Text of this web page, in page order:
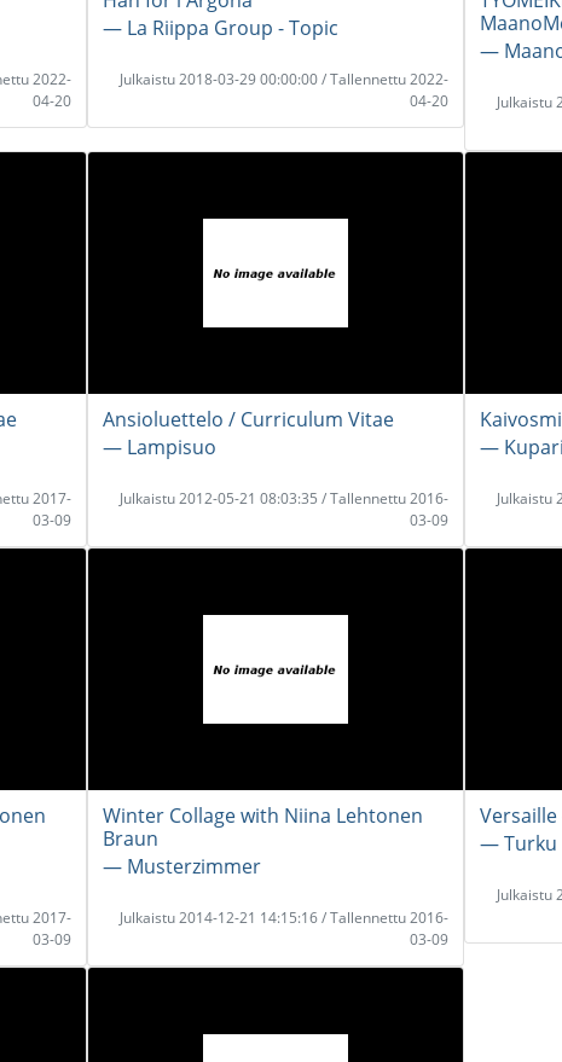
2022-
04-20
― La Riippa Group - Topic
Julkaistu 2018-03-29 00:00:00 / Tallennettu 2022-
04-20
―
Julkaistu
2017-
03-09
Ansioluettelo / Curriculum Vitae
― Lampisuo
Julkaistu 2012-05-21 08:03:35 / Tallennettu 2016-
03-09
―
Julkaistu
2017-
03-09
Winter Collage with Niina Lehtonen
Braun
― Musterzimmer
Julkaistu 2014-12-21 14:15:16 / Tallennettu 2016-
03-09
Versaille
― Turku
Julkaistu